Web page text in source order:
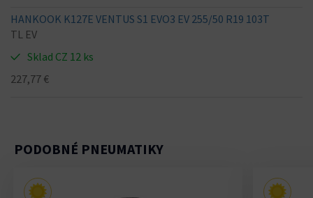
HANKOOK K127E VENTUS S1 EVO3 EV 255/50 R19 103T
TL EV
Sklad CZ 12 ks
227,77 €
PODOBNÉ PNEUMATIKY